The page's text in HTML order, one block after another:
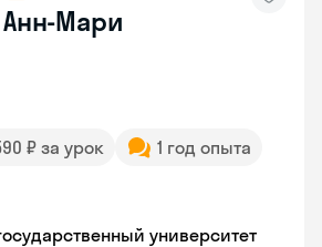
Анн-Мари
₽ за урок
1 год опыта
университет